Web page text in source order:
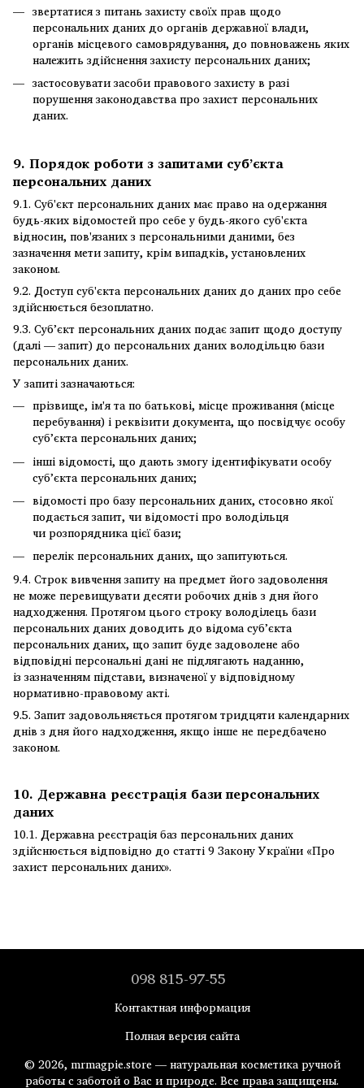
звертатися з питань захисту своїх прав щодо
персональних даних до органів державної влади,
органів місцевого самоврядування, до повноважень яких
належить здійснення захисту персональних даних;
застосовувати засоби правового захисту в разі
порушення законодавства про захист персональних
даних.
9. Порядок роботи з запитами суб’єкта
персональних даних
9.1. Суб'єкт персональних даних має право на одержання
будь-яких відомостей про себе у будь-якого суб'єкта
відносин, пов'язаних з персональними даними, без
зазначення мети запиту, крім випадків, установлених
законом.
9.2. Доступ суб'єкта персональних даних до даних про себе
здійснюється безоплатно.
9.3. Суб’єкт персональних даних подає запит щодо доступу
(далі — запит) до персональних даних володільцю бази
персональних даних.
У запиті зазначаються:
прізвище, ім'я та по батькові, місце проживання (місце
перебування) і реквізити документа, що посвідчує особу
суб’єкта персональних даних;
інші відомості, що дають змогу ідентифікувати особу
суб’єкта персональних даних;
відомості про базу персональних даних, стосовно якої
подається запит, чи відомості про володільця
чи розпорядника цієї бази;
перелік персональних даних, що запитуються.
9.4. Строк вивчення запиту на предмет його задоволення
не може перевищувати десяти робочих днів з дня його
надходження. Протягом цього строку володілець бази
персональних даних доводить до відома суб’єкта
персональних даних, що запит буде задоволене або
відповідні персональні дані не підлягають наданню,
із зазначенням підстави, визначеної у відповідному
нормативно-правовому акті.
9.5. Запит задовольняється протягом тридцяти календарних
днів з дня його надходження, якщо інше не передбачено
законом.
10. Державна реєстрація бази персональних
даних
10.1. Державна реєстрація баз персональних даних
здійснюється відповідно до статті 9 Закону України «Про
захист персональних даних».
098 815-97-55
Контактная информация
Полная версия сайта
© 2026, mrmagpie.store — натуральная косметика ручной
работы с заботой о Вас и природе. Все права защищены.